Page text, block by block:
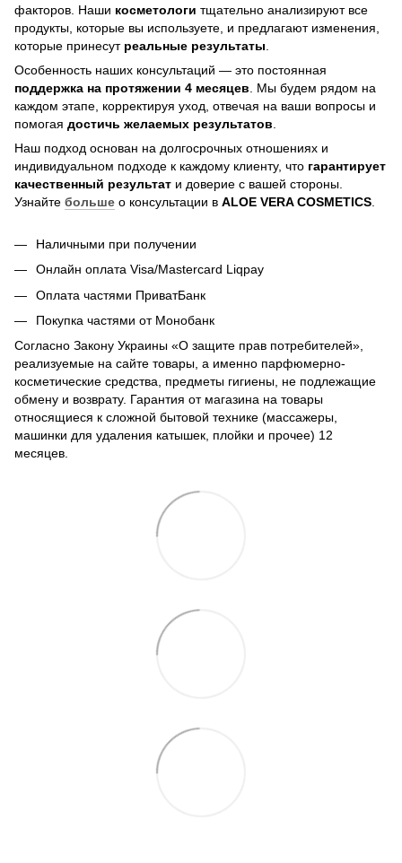
факторов. Наши косметологи тщательно анализируют все
продукты, которые вы используете, и предлагают изменения,
которые принесут реальные результаты
Особенность наших консультаций — это постоянная
поддержка на протяжении 4 месяцев . Мы будем рядом на
каждом этапе, корректируя уход, отвечая на ваши вопросы и
помогая достичь желаемых результатов
Наш подход основан на долгосрочных отношениях и
индивидуальном подходе к каждому клиенту, что гарантирует
качественный результат и доверие с вашей стороны.
Узнайте больше о консультации в ALOE VERA COSMETICS
Наличными при получении
Онлайн оплата Visa/Mastercard Liqpay
Оплата частями ПриватБанк
Покупка частями от Монобанк
Согласно Закону Украины «О защите прав потребителей»,
реализуемые на сайте товары, а именно парфюмерно-
косметические средства, предметы гигиены, не подлежащие
обмену и возврату. Гарантия от магазина на товары
относящиеся к сложной бытовой технике (массажеры,
машинки для удаления катышек, плойки и прочее) 12
месяцев.